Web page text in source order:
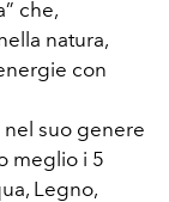
che,
natura,
con
nel suo genere
meglio i 5
Legno,